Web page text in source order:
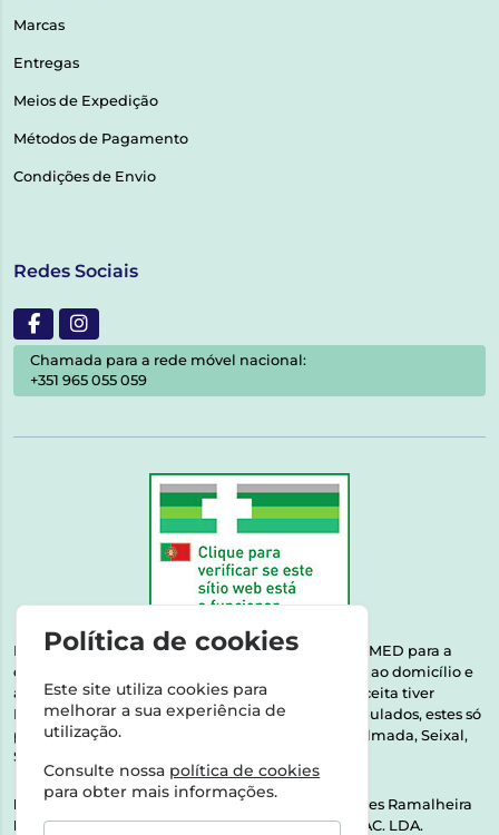
Marcas
Entregas
Meios de Expedição
Métodos de Pagamento
Condições de Envio
Redes Sociais
Chamada para a rede móvel nacional:
+351 965 055 059
Esta farmácia encontra-se autorizada pelo INFARMED para a
dispensa de medicamentos e produtos de saúde ao domicílio e
através da internet. Medicamentos | Se na sua receita tiver
MSRM, MNSRM, MSRMV ou Medicamentos Manipulados, estes só
podem ser entregues nos seguintes concelhos: Almada, Seixal,
Sesimbra, Oeiras e Lisboa.
Direção Técnica:
Dra. Raquel Alexandra Fernandes Ramalheira
NIPC:513064133 | ASPAS E NÚMEROS SOC. FARMAC. LDA.
Política de cookies
Este site utiliza cookies para
melhorar a sua experiência de
utilização.
Consulte nossa política de cookies
para obter mais informações.